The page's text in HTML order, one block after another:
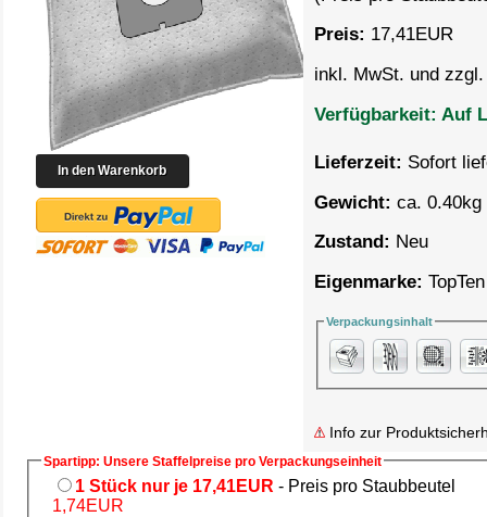
Preis: 17,41EUR
inkl. MwSt. und
Verfügbarkeit: Auf
Lieferzeit: Sofort
Gewicht: ca. 0.40kg
Zustand: Neu
Eigenmarke: TopTen
Verpackungsinhalt
Info zur
Spartipp: Unsere Staffelpreise pro Verpackungseinheit
1 Stück nur je 17,41EUR - Preis pro Staubbeutel
1,74EUR